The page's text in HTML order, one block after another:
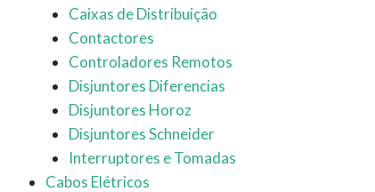
Caixas de Distribuição
Contactores
Controladores Remotos
Disjuntores Diferencias
Disjuntores Horoz
Disjuntores Schneider
Interruptores e Tomadas
Cabos Elétricos